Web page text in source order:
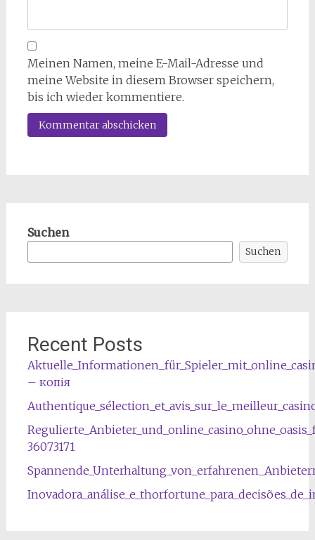
Meinen Namen, meine E-Mail-Adresse und
meine Website in diesem Browser speichern,
bis ich wieder kommentiere.
Suchen
Suchen
Recent Posts
– копія
36073171